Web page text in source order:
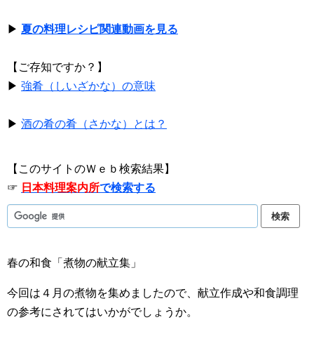
▶ 夏の料理レシピ関連動画を見る
【ご存知ですか？】
▶ 強肴（しいざかな）の意味
▶ 酒の肴の肴（さかな）とは？
【このサイトのＷｅｂ検索結果】
☞ 日本料理案内所で検索する
春の和食「煮物の献立集」
今回は４月の煮物を集めましたので、献立作成や和食調理
の参考にされてはいかがでしょうか。